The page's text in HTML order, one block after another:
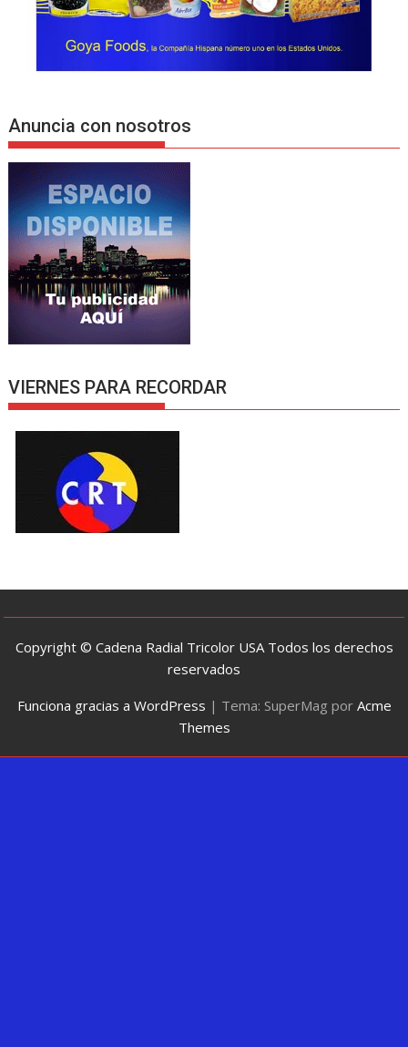
Anuncia con nosotros
VIERNES PARA RECORDAR
Copyright © Cadena Radial Tricolor USA Todos los derechos
reservados
Funciona gracias a WordPress | Tema: SuperMag por Acme
Themes